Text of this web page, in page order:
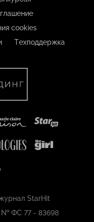
cookies
Техподдержка
StarHit
№ ФС 77 - 83698